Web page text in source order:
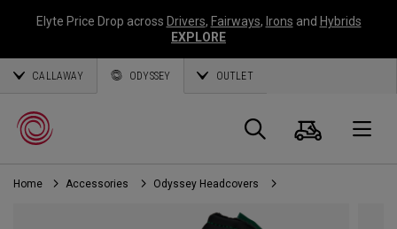
Elyte Price Drop across Drivers, Fairways, Irons and Hybrids
EXPLORE
CALLAWAY ODYSSEY OUTLET
Panier
Home Accessories Odyssey Headcovers